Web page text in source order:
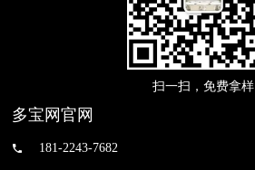
扫一扫，免费拿样
多宝网官网
181-2243-7682